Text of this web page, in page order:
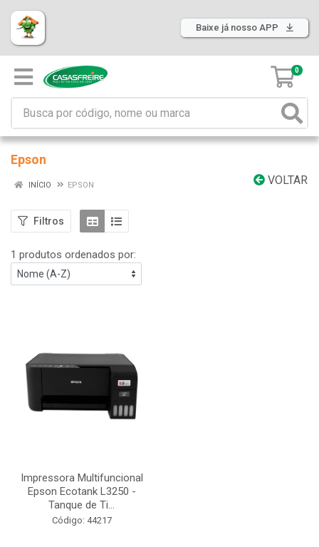
Baixe já nosso APP
0
Epson
VOLTAR
INÍCIO EPSON
Filtros
1 produtos ordenados por:
Impressora Multifuncional
Epson Ecotank L3250 -
Tanque de Ti...
Código: 44217